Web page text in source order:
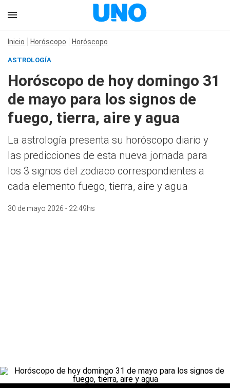
Inicio Horóscopo Horóscopo
ASTROLOGÍA
Horóscopo de hoy domingo 31
de mayo para los signos de
fuego, tierra, aire y agua
La astrología presenta su horóscopo diario y
las predicciones de esta nueva jornada para
los 3 signos del zodiaco correspondientes a
cada elemento fuego, tierra, aire y agua
30 de mayo 2026 - 22:49hs